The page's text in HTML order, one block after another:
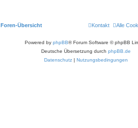
Foren-Übersicht Alle
Kontakt
Powered by phpBB® Forum Software © phpBB
Deutsche Übersetzung durch phpBB.de
Datenschutz | Nutzungsbedingungen